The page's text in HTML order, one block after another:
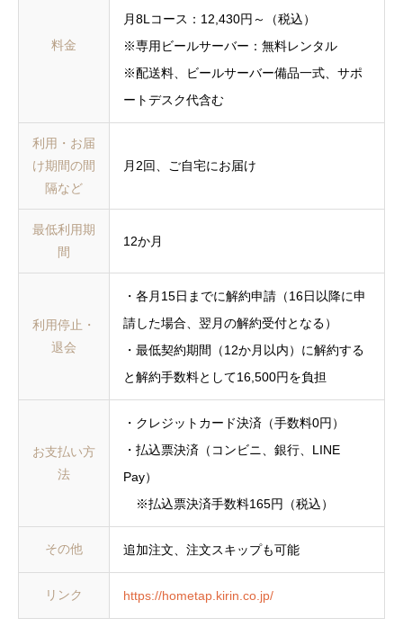
料金
月8Lコース：12,430円～（税込）
※専用ビールサーバー：無料レンタル
※配送料、ビールサーバー備品一式、サポ
ートデスク代含む
利用・お届
け期間の間
隔など
月2回、ご自宅にお届け
最低利用期
間
12か月
利用停止・
退会
・各月15日までに解約申請（16日以降に申
請した場合、翌月の解約受付となる）
・最低契約期間（12か月以内）に解約する
と解約手数料として16,500円を負担
お支払い方
法
・クレジットカード決済（手数料0円）
・払込票決済（コンビニ、銀行、LINE
Pay）
※払込票決済手数料165円（税込）
その他 追加注文、注文スキップも可能
リンク https://hometap.kirin.co.jp/